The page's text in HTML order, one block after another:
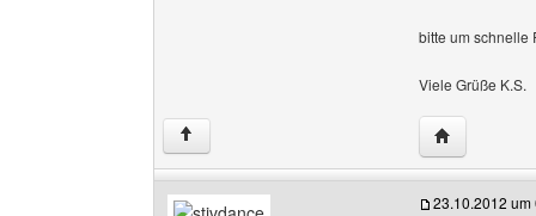
bitte um schnelle
Viele Grüße K.S.
↑ Website
23.10.2012 um